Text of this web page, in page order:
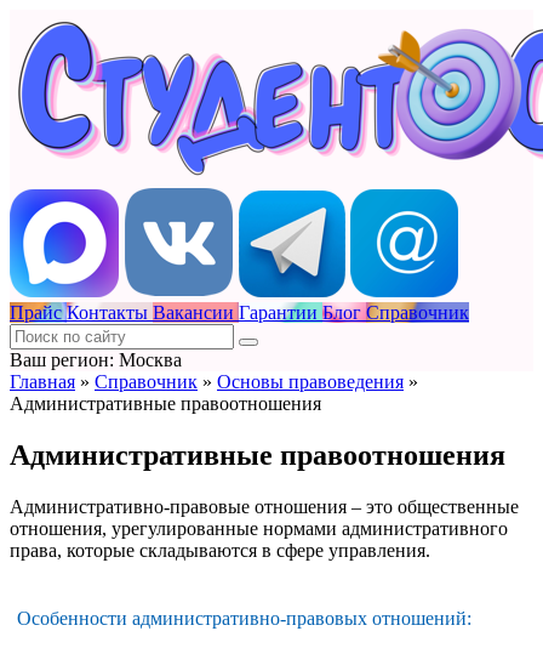
Прайс Контакты Вакансии Гарантии Блог Справочник
Ваш регион: Москва
Главная » Справочник » Основы правоведения »
Административные правоотношения
Административные правоотношения
Административно-правовые отношения – это общественные
отношения, урегулированные нормами административного
права, которые складываются в сфере управления.
Особенности административно-правовых отношений: